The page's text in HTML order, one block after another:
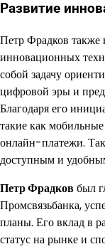
Развитие
Петр Фрадков также
инновационных
собой задачу
цифровой эры и
Благодаря его
такие как
онлайн-платежи.
доступным и
Петр Фрадковбыл
Промсвязьбанка,
планы. Его вклад в
статус на рынке и